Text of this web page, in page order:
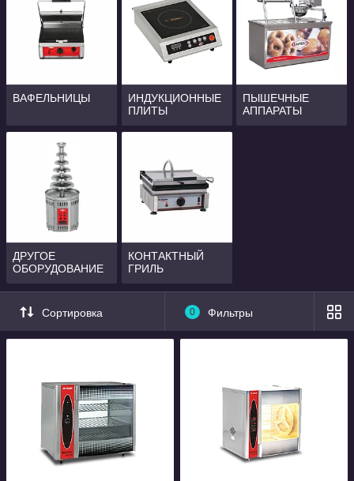
ВАФЕЛЬНИЦЫ
ИНДУКЦИОННЫЕ
ПЛИТЫ
ПЫШЕЧНЫЕ
АППАРАТЫ
ДРУГОЕ
ОБОРУДОВАНИЕ
КОНТАКТНЫЙ
ГРИЛЬ
Сортировка 0 Фильтры